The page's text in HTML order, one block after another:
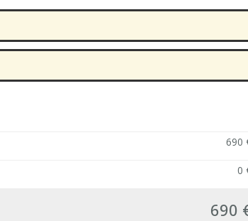
690
0
690